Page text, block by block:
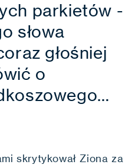
parkietów -
słowa
głośniej
o
skrytykował Ziona za